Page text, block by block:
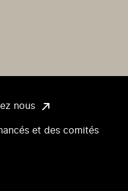
nous
et des comités